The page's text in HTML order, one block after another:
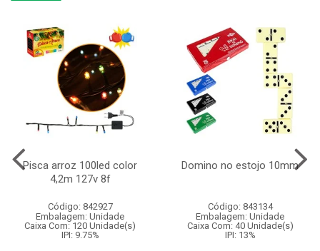
Pisca arroz 100led color
4,2m 127v 8f
Código: 842927
Embalagem: Unidade
Caixa Com: 120 Unidade(s)
IPI: 9.75%
Domino no estojo 10mm
Código: 843134
Embalagem: Unidade
Caixa Com: 40 Unidade(s)
IPI: 13%